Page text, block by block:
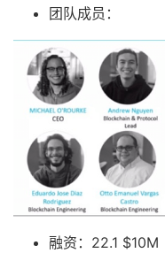
团队成员：
融资：22.1